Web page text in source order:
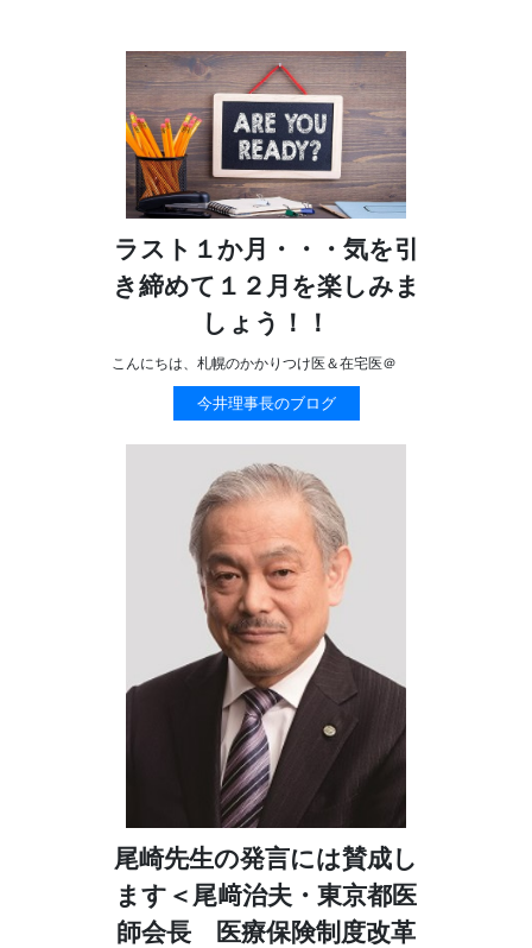
ラスト１か月・・・気を引
き締めて１２月を楽しみま
しょう！！
こんにちは、札幌のかかりつけ医＆在宅医＠
今井理事長のブログ
尾崎先生の発言には賛成し
ます＜尾﨑治夫・東京都医
師会長 医療保険制度改革